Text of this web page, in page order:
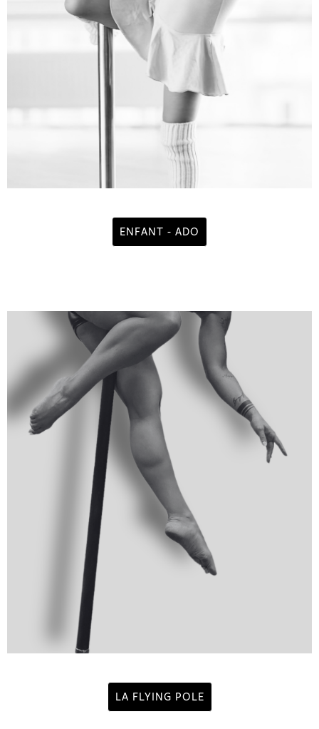
ENFANT - ADO
LA FLYING POLE